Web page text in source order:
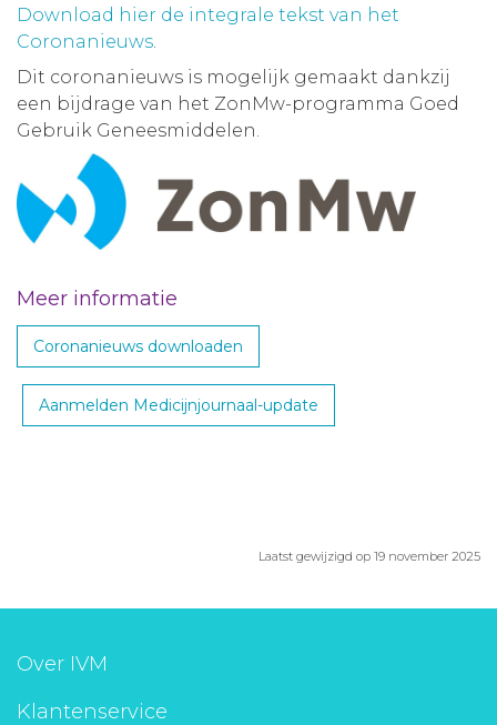
Download hier de integrale tekst van het
Coronanieuws.
Dit coronanieuws is mogelijk gemaakt dankzij
een bijdrage van het ZonMw-programma Goed
Gebruik Geneesmiddelen.
Meer informatie
Coronanieuws downloaden
Aanmelden Medicijnjournaal-update
Laatst gewijzigd op 19 november 2025
Over IVM
Klantenservice